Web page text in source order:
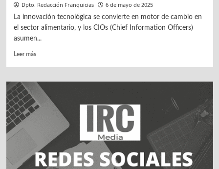
Dpto. Redacción Franquicias 6 de mayo de 2025
La innovación tecnológica se convierte en motor de cambio en
el sector alimentario, y los CIOs (Chief Information Officers)
asumen...
Leer másLeer
CIOs
lideran
la
revolución
Expo
FoodTech